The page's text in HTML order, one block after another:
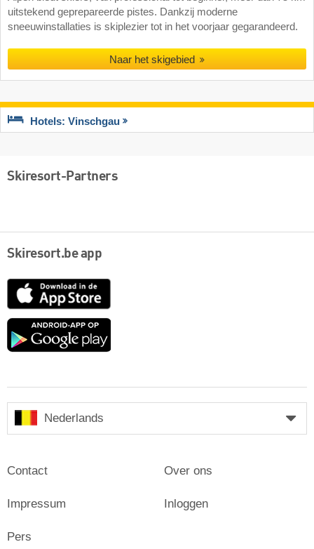
uitstekend geprepareerde pistes. Dankzij moderne
sneeuwinstallaties is skiplezier tot in het voorjaar gegarandeerd.
Naar het skigebied
Hotels: Vinschgau
Skiresort-Partners
Skiresort.be app
App
Google
Nederlands
Contact
Impressum
Pers
Over ons
Inloggen